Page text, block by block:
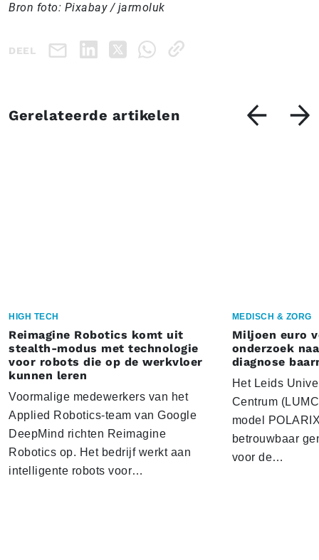
Bron foto: Pixabay / jarmoluk
DEEL
Gerelateerde artikelen
HIGH TECH
Reimagine Robotics komt uit
stealth-modus met technologie
voor robots die op de werkvloer
kunnen leren
Voormalige medewerkers van het
Applied Robotics-team van Google
DeepMind richten Reimagine
Robotics op. Het bedrijf werkt aan
intelligente robots voor…
MEDISCH & ZORG
Miljoen euro
onderzoek
diagnose
Het Leids
Centrum
model
betrouwbaar
voor de…